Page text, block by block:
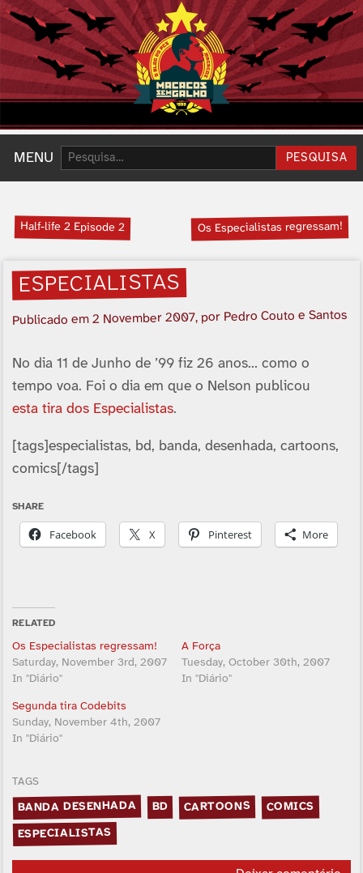
MENU Pesquisar: PESQUISA
Half-life 2 Episode 2 Os Especialistas regressam!
ESPECIALISTAS
Publicado em2 November 2007, por Pedro Couto e Santos
No dia 11 de Junho de ’99 fiz 26 anos… como o
tempo voa. Foi o dia em que o Nelson publicou
esta tira dos Especialistas.
[tags]especialistas, bd, banda, desenhada, cartoons,
comics[/tags]
SHARE
Facebook X Pinterest More
RELATED
Os Especialistas regressam!
Saturday, November 3rd, 2007
In "Diário"
A Força
Tuesday, October 30th, 2007
In "Diário"
Segunda tira Codebits
Sunday, November 4th, 2007
In "Diário"
TAGS
BANDA DESENHADA BD CARTOONS COMICS
ESPECIALISTAS